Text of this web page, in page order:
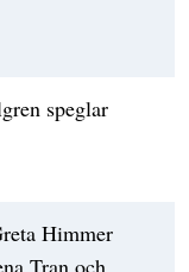
speglar
Himmer
Tran och